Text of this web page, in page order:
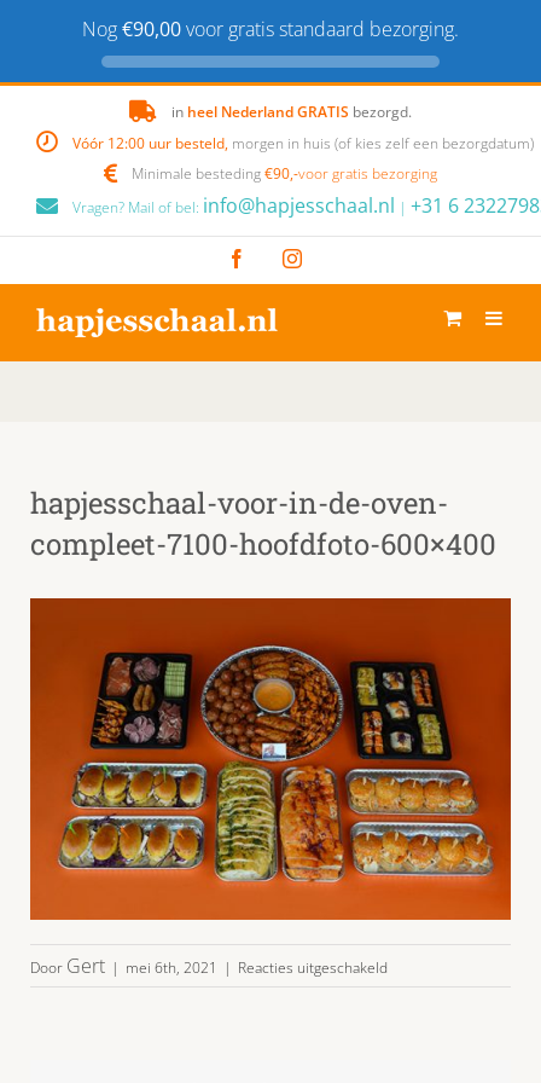
Nog€90,00voor gratis standaard bezorging.
content
in heel Nederland GRATIS bezorgd.
Vóór 12:00 uur besteld, morgen in huis (of kies zelf een bezorgdatum)
Minimale besteding€90,-voor gratis bezorging
Vragen? Mail of bel: info@hapjesschaal.nl | +31 6
FacebookInstagram
hapjesschaal-voor-in-de-oven-
compleet-7100-hoofdfoto-600×400
Door Gert | mei 6th, 2021 | Reacties uitgeschakeld
hapjesschaal-